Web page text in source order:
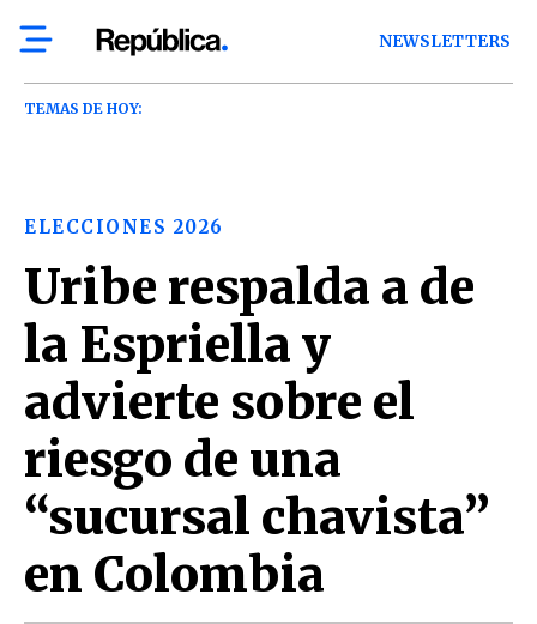
NEWSLETTERS
TEMAS DE HOY:
ELECCIONES 2026
Uribe respalda a de
la Espriella y
advierte sobre el
riesgo de una
“sucursal chavista”
en Colombia